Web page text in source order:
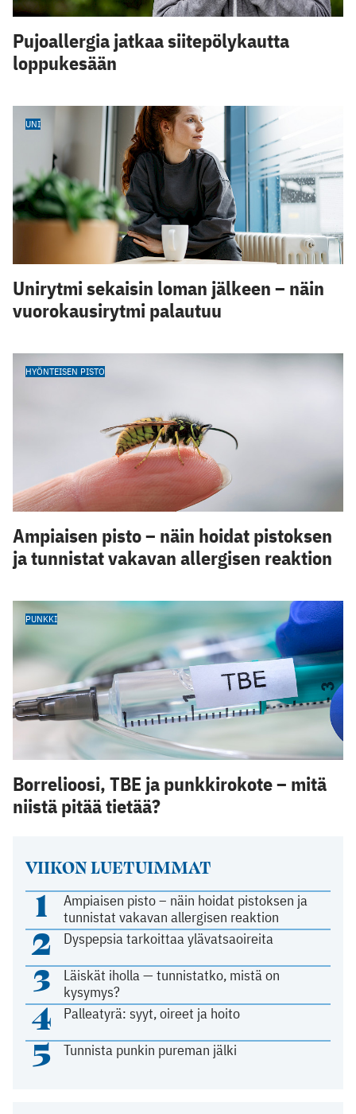
VIIKON LUETUIMMAT
1
Ampiaisen pisto – näin hoidat pistoksen ja
tunnistat vakavan allergisen reaktion
2 Dyspepsia tarkoittaa ylävatsaoireita
3
Läiskät iholla — tunnistatko, mistä on
kysymys?
4 Palleatyrä: syyt, oireet ja hoito
5 Tunnista punkin pureman jälki
Pujoallergia jatkaa siitepölykautta
loppukesään
UNI
Unirytmi sekaisin loman jälkeen – näin
vuorokausirytmi palautuu
HYÖNTEISEN PISTO
Ampiaisen pisto – näin hoidat pistoksen
ja tunnistat vakavan allergisen reaktion
PUNKKI
Borrelioosi, TBE ja punkkirokote – mitä
niistä pitää tietää?